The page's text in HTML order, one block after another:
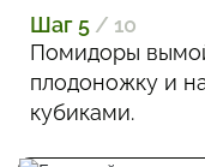
Шаг 5 / 10
Помидоры
плодоножку и
кубиками.